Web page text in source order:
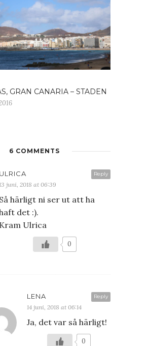
GRAN CANARIA – STADEN
6 COMMENTS
Reply
ULRICA
juni, 2018 at 06:39
Så härligt ni ser ut att ha
det :).
Kram Ulrica
0
Reply
LENA
14 juni, 2018 at 06:14
Ja, det var så härligt!
0